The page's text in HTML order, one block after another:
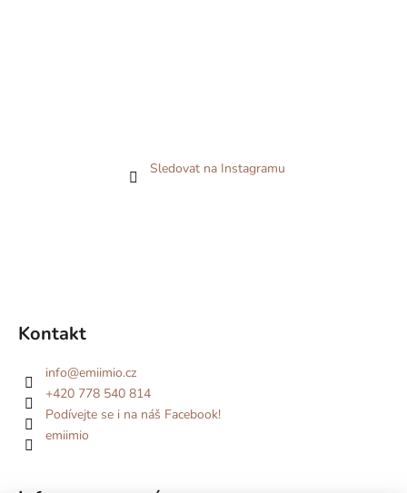
Sledovat na Instagramu
Kontakt
info@emiimio.cz
+420 778 540 814
Podívejte se i na náš Facebook!
emiimio